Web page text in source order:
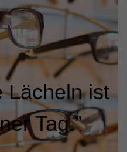
Lächeln ist
Tag.”